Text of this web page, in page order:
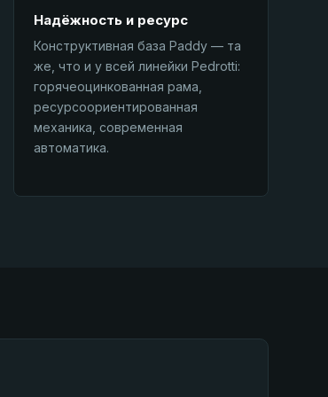
Надёжность и ресурс
Конструктивная база Paddy — та
же, что и у всей линейки Pedrotti:
горячеоцинкованная рама,
ресурсоориентированная
механика, современная
автоматика.